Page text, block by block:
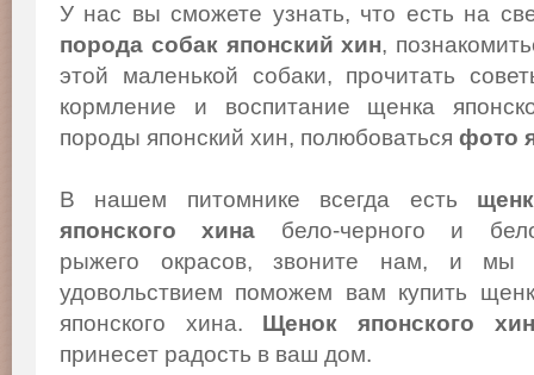
У нас вы сможете узнать, что есть на
порода собак японский хин,
этой маленькой собаки, прочитать
кормление и воспитание щенка
породы японский хин, полюбоваться фото
В нашем питомнике всегда есть
японского хина бело-черного и
рыжего окрасов, звоните нам, и мы
удовольствием поможем вам купить
японского хина. Щенок японского
принесет радость в ваш дом.